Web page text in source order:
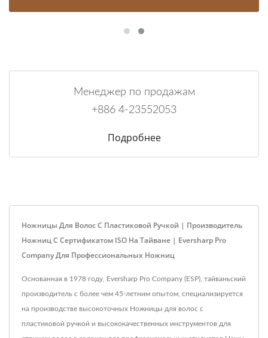
Менеджер по продажам
+886 4-23552053
Подробнее
Ножницы Для Волос С Пластиковой Ручкой | Производитель
Ножниц С Сертификатом ISO На Тайване | Eversharp Pro
Company Для Профессиональных Ножниц
Основанная в 1978 году, Eversharp Pro Company (ESP), тайваньский
производитель с более чем 45-летним опытом, специализируется
на производстве высокоточных Ножницы для волос с
пластиковой ручкой и высококачественных инструментов для